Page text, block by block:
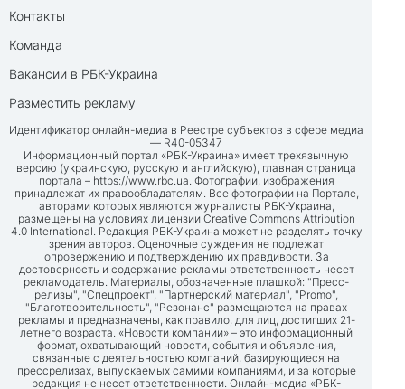
Контакты
Команда
Вакансии в РБК-Украина
Разместить рекламу
Идентификатор онлайн-медиа в Реестре субъектов в сфере медиа
— R40-05347
Информационный портал «РБК-Украина» имеет трехязычную
версию (украинскую, русскую и английскую), главная страница
портала – https://www.rbc.ua. Фотографии, изображения
принадлежат их правообладателям. Все фотографии на Портале,
авторами которых являются журналисты РБК-Украина,
размещены на условиях лицензии Creative Commons Attribution
4.0 International. Редакция РБК-Украина может не разделять точку
зрения авторов. Оценочные суждения не подлежат
опровержению и подтверждению их правдивости. За
достоверность и содержание рекламы ответственность несет
рекламодатель. Материалы, обозначенные плашкой: "Пресс-
релизы", "Спецпроект", "Партнерский материал", "Promo",
"Благотворительность", "Резонанс" размещаются на правах
рекламы и предназначены, как правило, для лиц, достигших 21-
летнего возраста. «Новости компании» – это информационный
формат, охватывающий новости, события и объявления,
связанные с деятельностью компаний, базирующиеся на
прессрелизах, выпускаемых самими компаниями, и за которые
редакция не несет ответственности. Онлайн-медиа «РБК-